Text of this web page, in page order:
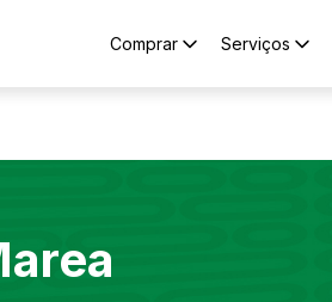
Comprar Serviços